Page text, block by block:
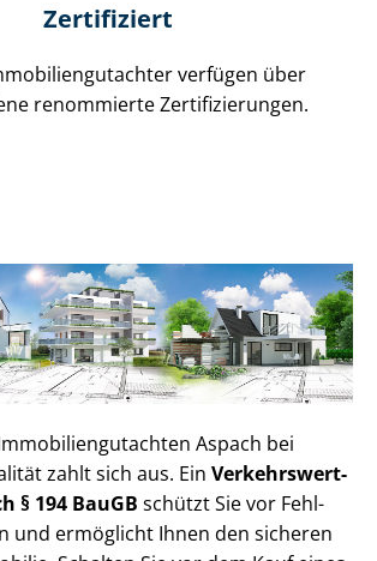
Zertifiziert
verfügen über
renommierte Zer­ti­fi­zie­run­gen.
Aspach bei
zahlt sich aus. Ein Ver­kehrs­wert­
§ 194 BauGB schützt Sie vor Fehl­
und ermöglicht Ihnen den sicheren